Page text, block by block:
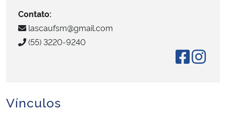
Advocacia-Geral da União
Contato:
lascaufsm@gmail.com
(55) 3220-9240
Vínculos